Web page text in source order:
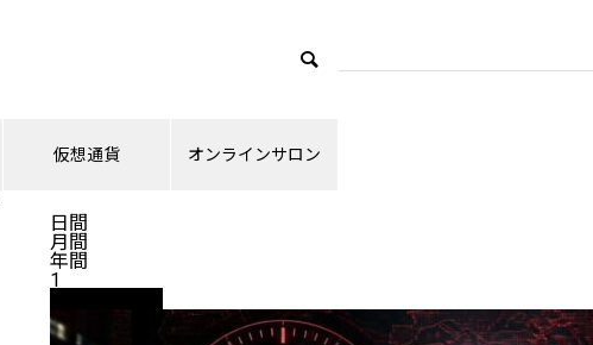
仮想通貨 オンラインサロン
ランキング
日間
月間
年間
1